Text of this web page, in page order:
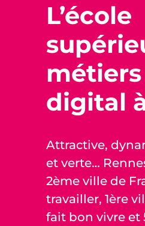
L’école
digital
Attractive,
et verte…
2ème ville de
travailler, 1ère
fait bon vivre et